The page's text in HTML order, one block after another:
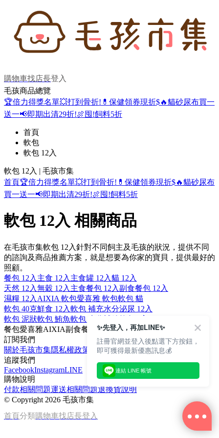
購物車找店長登入
毛孩商品總覽
🏆倍力得獎名單💥打到骨折! 💊保健領券現折$🔥貓砂尿布買一
送一📢即期出清29折!🍖囤!飼料5折
首頁
軟包
軟包 12入
軟包 12入 | 毛孩市集
首頁🏆倍力得獎名單💥打到骨折! 💊保健領券現折$🔥貓砂尿布
買一送一📢即期出清29折!🍖囤!飼料5折
軟包 12入 相關商品
在毛孩市集軟包 12入針對不同飼主及毛孩的狀況，提供不同
的諮詢及商品推薦方案，就是想要為你家的寶貝，提供最好的
照顧。
餐包 12入 主食 12入 主食罐 12入貓 12入
天然 12入無穀 12入 主食餐包 12入副食餐包 12入
濕糧 12入 AIXIA 軟包愛喜雅 軟包軟包 貓
軟包 40克鮮食 12入軟包 補充水分泌尿 12入
軟包 泥狀軟包 鮪魚軟包 水分補給
餐包愛喜雅AIXIA副食餐包 40克
訂閱我們
關於毛孩市集隱私權政策
文章
追蹤我們
FacebookInstagramLINE
購物說明
付款相關問題運送相關問題退換貨說明
© Copyright 2026 毛孩市集
首頁分類購物車找店長登入
✨先登入，再加LINE✨
註冊官網並登入後點選下方按鈕，
即可獲得最新優惠訊息💰
連結 LINE 帳號